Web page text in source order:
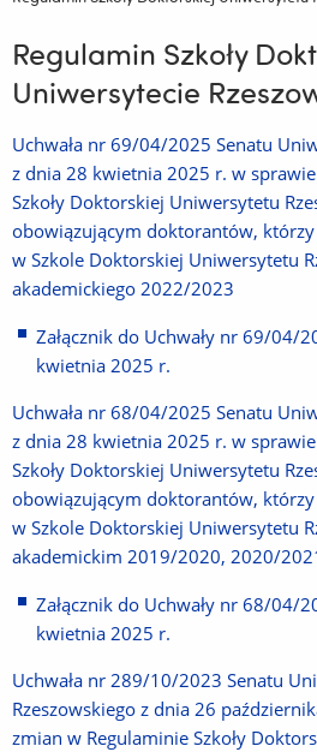
Regulamin Szkoły
Uniwersytecie
Uchwała nr 69/04/2025 Senatu
z dnia 28 kwietnia 2025 r. w
Szkoły Doktorskiej Uniwersytetu
obowiązującym doktorantów, którzy
w Szkole Doktorskiej Uniwersytetu
akademickiego 2022/2023
Załącznik do Uchwały nr 69/04/
kwietnia 2025 r.
Uchwała nr 68/04/2025 Senatu
z dnia 28 kwietnia 2025 r. w
Szkoły Doktorskiej Uniwersytetu
obowiązującym doktorantów, którzy
w Szkole Doktorskiej Uniwersytetu
akademickim 2019/2020, 2020/
Załącznik do Uchwały nr 68/04/
kwietnia 2025 r.
Uchwała nr 289/10/2023 Senatu
Rzeszowskiego z dnia 26
zmian w Regulaminie Szkoły